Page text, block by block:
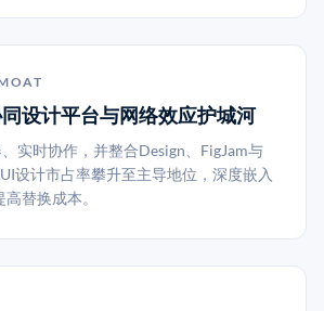
设计平台与网络效应护城河
实时协作，并整合Design、FigJam与
设计市占率攀升至主导地位，深度嵌入
替换成本。